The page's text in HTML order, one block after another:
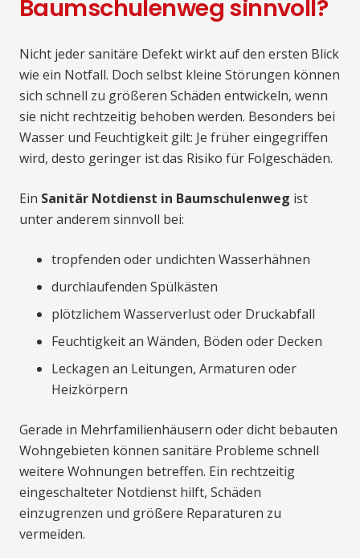
Baumschulenweg sinnvoll?
Nicht jeder sanitäre Defekt wirkt auf den ersten Blick
wie ein Notfall. Doch selbst kleine Störungen können
sich schnell zu größeren Schäden entwickeln, wenn
sie nicht rechtzeitig behoben werden. Besonders bei
Wasser und Feuchtigkeit gilt: Je früher eingegriffen
wird, desto geringer ist das Risiko für Folgeschäden.
Ein Sanitär Notdienst in Baumschulenweg ist
unter anderem sinnvoll bei:
tropfenden oder undichten Wasserhähnen
durchlaufenden Spülkästen
plötzlichem Wasserverlust oder Druckabfall
Feuchtigkeit an Wänden, Böden oder Decken
Leckagen an Leitungen, Armaturen oder
Heizkörpern
Gerade in Mehrfamilienhäusern oder dicht bebauten
Wohngebieten können sanitäre Probleme schnell
weitere Wohnungen betreffen. Ein rechtzeitig
eingeschalteter Notdienst hilft, Schäden
einzugrenzen und größere Reparaturen zu
vermeiden.